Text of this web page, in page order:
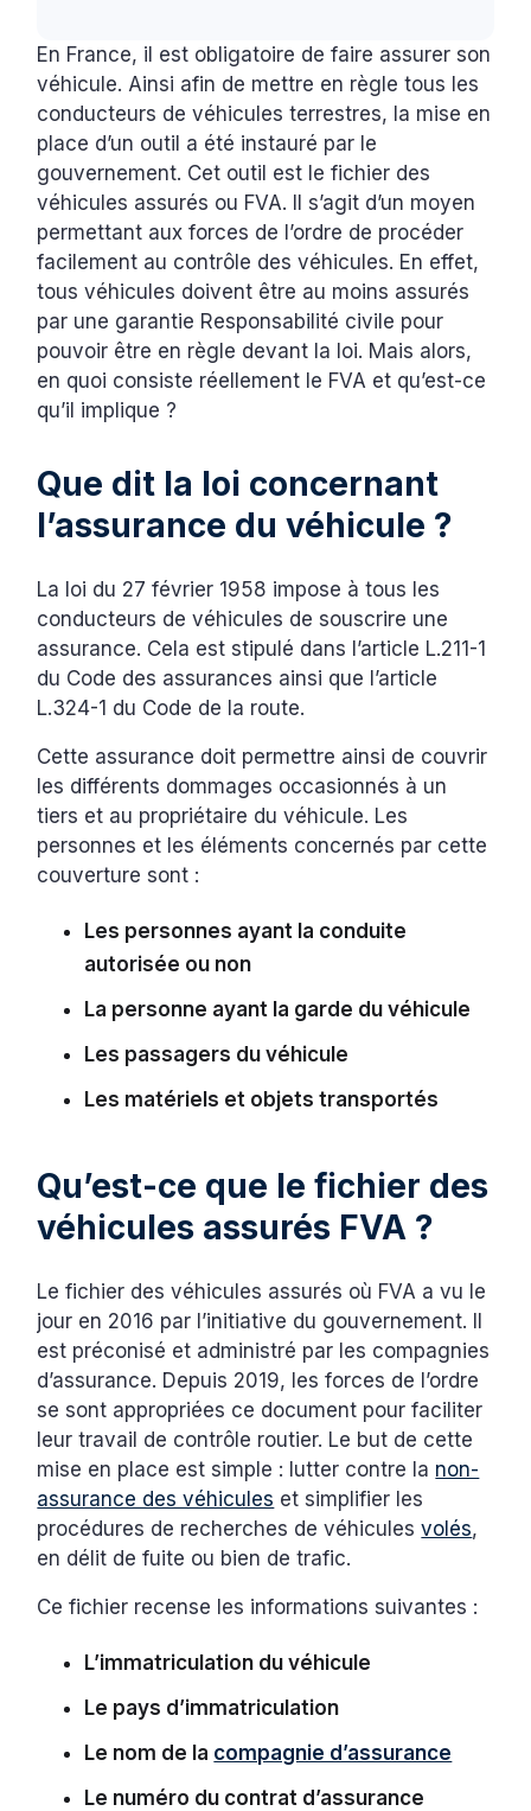
En France, il est obligatoire de faire assurer son
véhicule. Ainsi afin de mettre en règle tous les
conducteurs de véhicules terrestres, la mise en
place d’un outil a été instauré par le
gouvernement. Cet outil est le fichier des
véhicules assurés ou FVA. Il s’agit d’un moyen
permettant aux forces de l’ordre de procéder
facilement au contrôle des véhicules. En effet,
tous véhicules doivent être au moins assurés
par une garantie Responsabilité civile pour
pouvoir être en règle devant la loi. Mais alors,
en quoi consiste réellement le FVA et qu’est-ce
qu’il implique ?
Que dit la loi concernant
l’assurance du véhicule ?
La loi du 27 février 1958 impose à tous les
conducteurs de véhicules de souscrire une
assurance. Cela est stipulé dans l’article L.211-1
du Code des assurances ainsi que l’article
L.324-1 du Code de la route.
Cette assurance doit permettre ainsi de couvrir
les différents dommages occasionnés à un
tiers et au propriétaire du véhicule. Les
personnes et les éléments concernés par cette
couverture sont :
Les personnes ayant la conduite
autorisée ou non
La personne ayant la garde du véhicule
Les passagers du véhicule
Les matériels et objets transportés
Qu’est-ce que le fichier des
véhicules assurés FVA ?
Le fichier des véhicules assurés où FVA a vu le
jour en 2016 par l’initiative du gouvernement. Il
est préconisé et administré par les compagnies
d’assurance. Depuis 2019, les forces de l’ordre
se sont appropriées ce document pour faciliter
leur travail de contrôle routier. Le but de cette
mise en place est simple : lutter contre la non-
assurance des véhicules et simplifier les
procédures de recherches de véhiculesvolés,
en délit de fuite ou bien de trafic.
Ce fichier recense les informations suivantes :
L’immatriculation du véhicule
Le pays d’immatriculation
Le nom de la compagnie d’assurance
Le numéro du contrat d’assurance